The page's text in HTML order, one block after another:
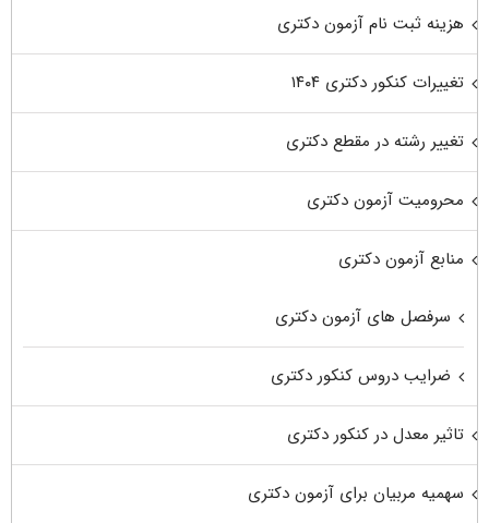
هزینه ثبت نام آزمون دکتری
تغییرات کنکور دکتری ۱۴۰۴
تغییر رشته در مقطع دکتری
محرومیت آزمون دکتری
منابع آزمون دکتری
سرفصل های آزمون دکتری
ضرایب دروس کنکور دکتری
تاثیر معدل در کنکور دکتری
سهمیه مربیان برای آزمون دکتری